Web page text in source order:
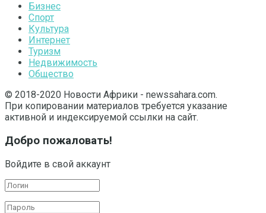
Бизнес
Спорт
Культура
Интернет
Туризм
Недвижимость
Общество
© 2018-2020 Новости Африки - newssahara.com.
При копировании материалов требуется указание
активной и индексируемой ссылки на сайт.
Добро пожаловать!
Войдите в свой аккаунт